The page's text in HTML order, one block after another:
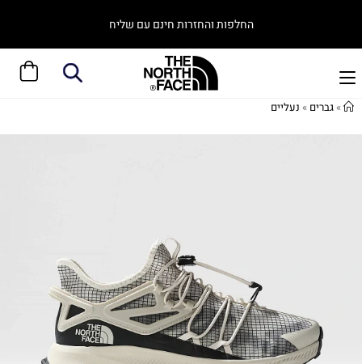
החלפות והחזרות חינם עם שליח
»גברים » נעליים